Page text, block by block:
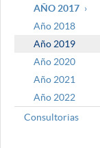
AÑO 2017
Año 2018
Año 2019
Año 2020
Año 2021
Año 2022
Consultorias